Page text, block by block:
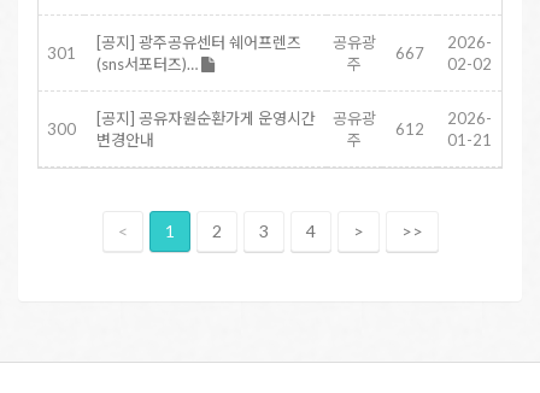
301
[공지] 광주공유센터 쉐어프렌즈
(sns서포터즈)…
공유광
주
667
2026-
02-02
300
[공지] 공유자원순환가게 운영시간
변경안내
공유광
주
612
2026-
01-21
< 1 2 3 4 > >>